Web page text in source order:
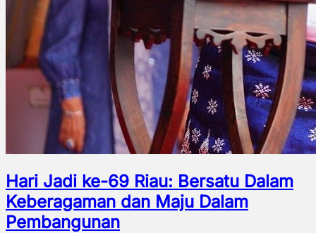
Hari Jadi ke-69 Riau: Bersatu Dalam
Keberagaman dan Maju Dalam
Pembangunan